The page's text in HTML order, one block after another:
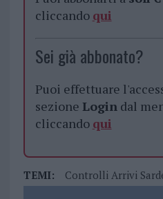
cliccando qui
Sei già abbonato?
Puoi effettuare
sezione Logindal
cliccando qui
TEMI: Controlli Arrivi